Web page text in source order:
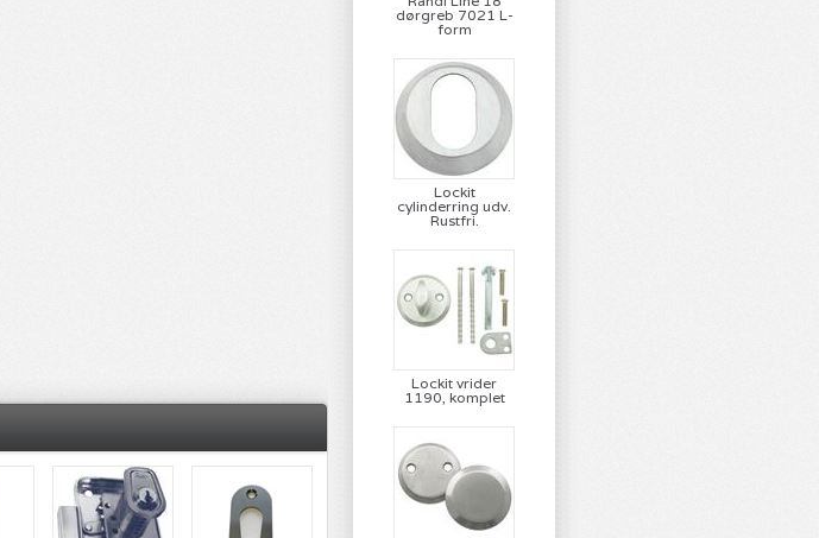
dørgreb 7021 L-
form
Lockit
cylinderring udv.
Rustfri.
Lockit vrider
1190, komplet